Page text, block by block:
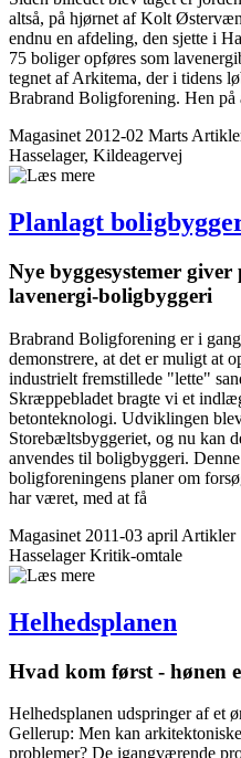
altså, på hjørnet af Kolt
endnu en afdeling, den sjette i
75 boliger opføres som
tegnet af Arkitema, der i tidens
Brabrand Boligforening. Hen
Magasinet 2012-02 Marts
Hasselager, Kildeagervej
Planlagt
Nye byggesystemer
lavenergi-boligbyggeri
Brabrand Boligforening er i
demonstrere, at det er muligt at
industrielt fremstillede "lette"
Skræppebladet bragte vi et
betonteknologi. Udviklingen
Storebæltsbyggeriet, og nu kan
anvendes til boligbyggeri.
boligforeningens planer om
har været, med at få
Magasinet 2011-03 april Artikler
Hasselager Kritik-omtale
Helheds­planen
Hvad kom først - hønen
Helhedsplanen udspringer af et
Gellerup: Men kan
problemer? De igangværende